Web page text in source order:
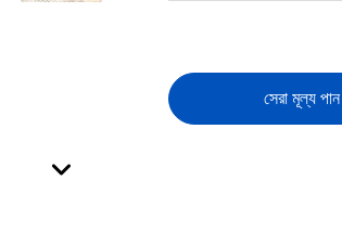
সেরা মূল্য পান